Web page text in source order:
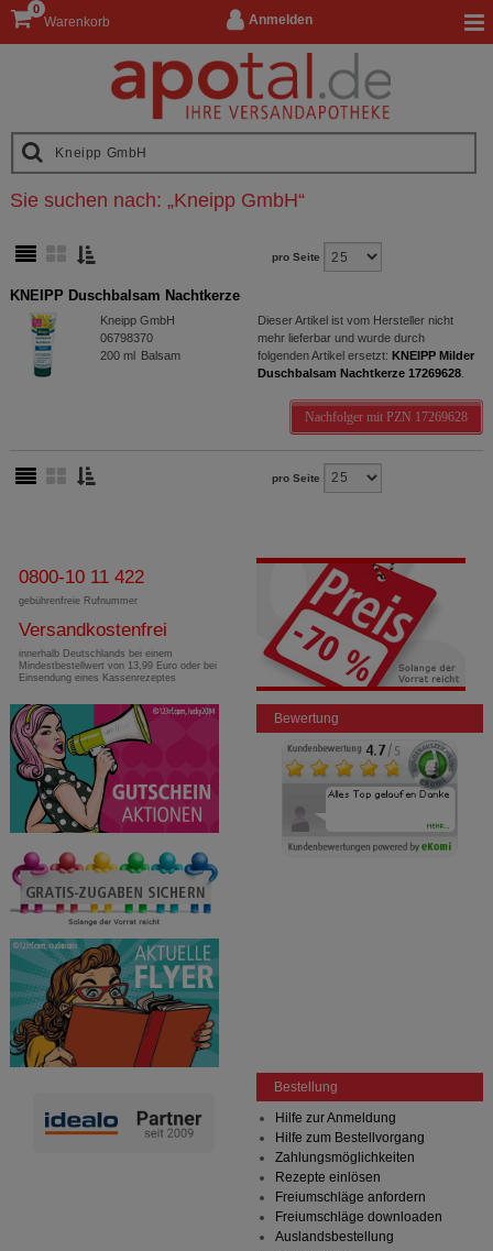
Anmelden
Warenkorb
0
Sie suchen nach: „Kneipp GmbH“
pro Seite
KNEIPP Duschbalsam Nachtkerze
Kneipp GmbH
06798370
200 ml Balsam
Dieser Artikel ist vom Hersteller nicht
mehr lieferbar und wurde durch
folgenden Artikel ersetzt: KNEIPP Milder
Duschbalsam Nachtkerze 17269628.
Nachfolger mit PZN 17269628
pro Seite
0800-10 11 422
gebührenfreie Rufnummer
Versandkostenfrei
innerhalb Deutschlands bei einem
Mindestbestellwert von 13,99 Euro oder bei
Einsendung eines Kassenrezeptes
Bewertung
Bestellung
Hilfe zur Anmeldung
Hilfe zum Bestellvorgang
Zahlungsmöglichkeiten
Rezepte einlösen
Freiumschläge anfordern
Freiumschläge downloaden
Auslandsbestellung